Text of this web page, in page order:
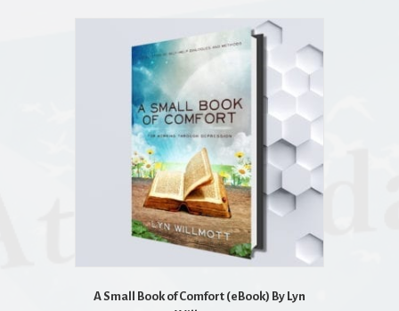
A Small Book of Comfort (eBook) By Lyn